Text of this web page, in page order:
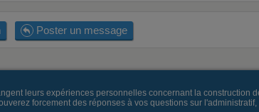
Poster un message
leurs expériences personnelles concernant la construction
forcement des réponses à vos questions sur